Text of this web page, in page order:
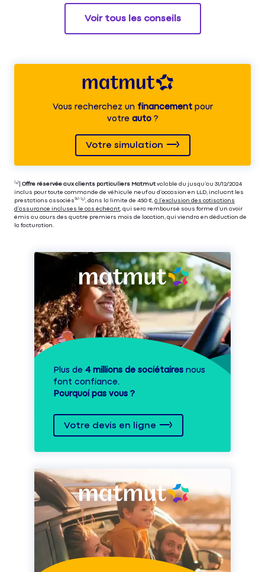
Voir tous les conseils
Vous recherchez unfinancementpour
votre auto?
Votre simulation
⁽⁴⁾| Offre réservée aux clients particuliers Matmut valable du jusqu’au 31/12/2024
inclus pour toute commande de véhicule neuf ou d’occasion en LLD, incluant les
prestations associés⁽³⁾ ⁽⁵⁾, dans la limite de 450 €, à l’exclusion des cotisations
d’assurance incluses le cas échéant , qui sera remboursé sous forme d’un avoir
émis au cours des quatre premiers mois de location, qui viendra en déduction de
la facturation.
Plus de 4 millions de sociétaires nous
font confiance.
Pourquoi pas vous ?
Votre devis en ligne